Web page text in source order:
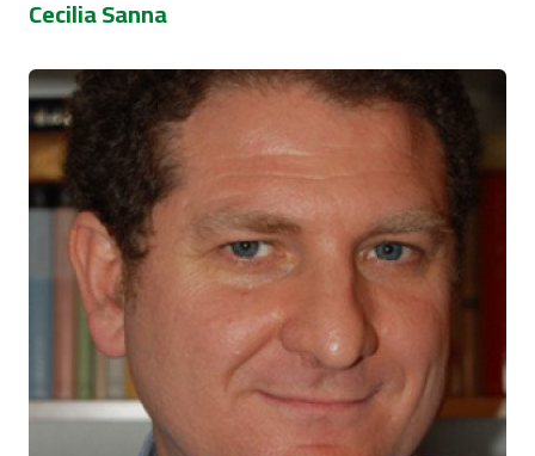
Cecilia Sanna